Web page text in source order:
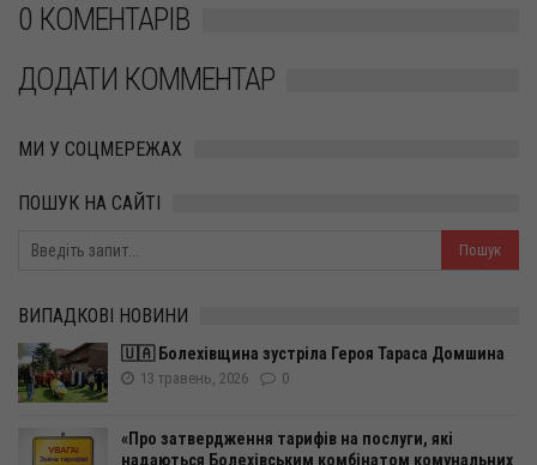
0 КОМЕНТАРІВ
ДОДАТИ КОММЕНТАР
МИ У СОЦМЕРЕЖАХ
ПОШУК НА САЙТІ
ВИПАДКОВІ НОВИНИ
🇺🇦 Болехівщина зустріла Героя Тараса Домшина
13 травень, 2026 0
«Про затвердження тарифів на послуги, які
надаються Болехівським комбінатом комунальних